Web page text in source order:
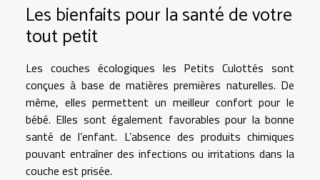
Les bienfaits pour la santé de votre
tout petit
Les couches écologiques les Petits Culottés sont
conçues à base de matières premières naturelles. De
même, elles permettent un meilleur confort pour le
bébé. Elles sont également favorables pour la bonne
santé de l’enfant. L’absence des produits chimiques
pouvant entraîner des infections ou irritations dans la
couche est prisée.